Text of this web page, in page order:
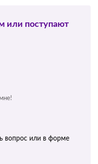
или поступают
вопрос или в форме